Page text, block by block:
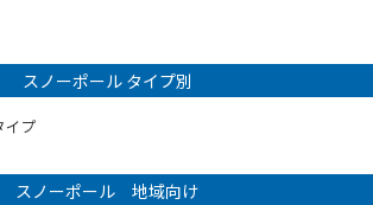
スノーポール タイプ別
イプ
スノーポール 地域向け